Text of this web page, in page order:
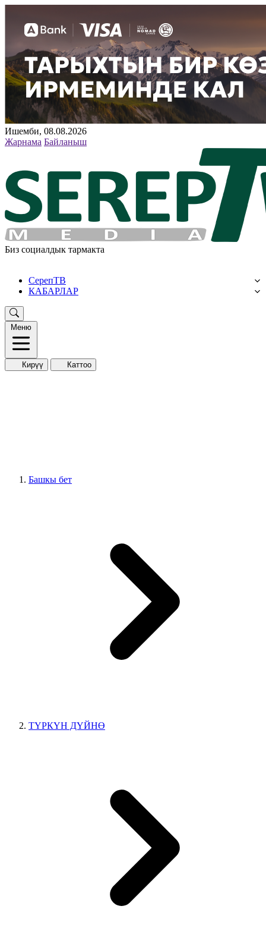
Ишемби, 08.08.2026
Жарнама Байланыш
Биз социалдык тармакта
СерепТВ
КАБАРЛАР
Меню
Кирүү Каттоо
Башкы бет
ТҮРКҮН ДҮЙНӨ